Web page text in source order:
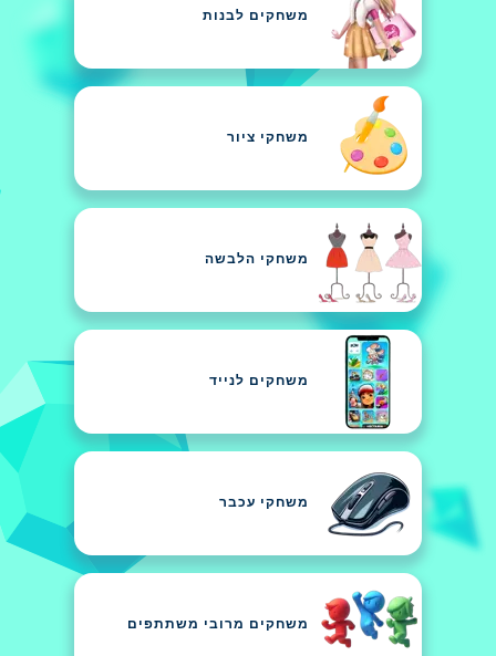
משחקים לבנות
משחקי ציור
משחקי הלבשה
משחקים לנייד
משחקי עכבר
משחקים מרובי משתתפים